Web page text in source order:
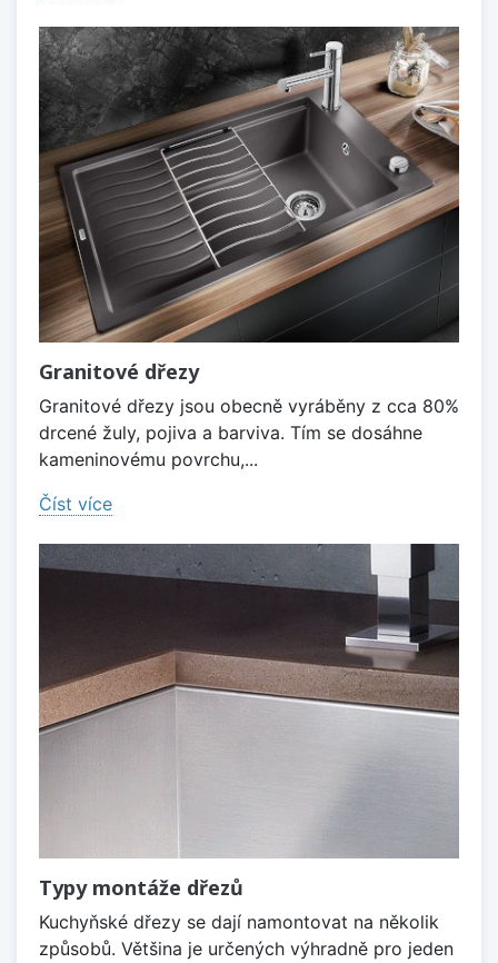
Granitové dřezy
Granitové dřezy jsou obecně vyráběny z cca 80%
drcené žuly, pojiva a barviva. Tím se dosáhne
kameninovému povrchu,...
Číst více
Typy montáže dřezů
Kuchyňské dřezy se dají namontovat na několik
způsobů. Většina je určených výhradně pro jeden